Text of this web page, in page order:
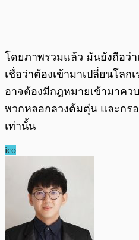
โดยภาพรวมแล้ว มันยังถือว่
เชื่อว่าต้องเข้ามาเปลี่ยนโลก
อาจต้องมีกฎหมายเข้ามาคว
พวกหลอกลวงต้มตุ๋น และกร
เท่านั้น
ico